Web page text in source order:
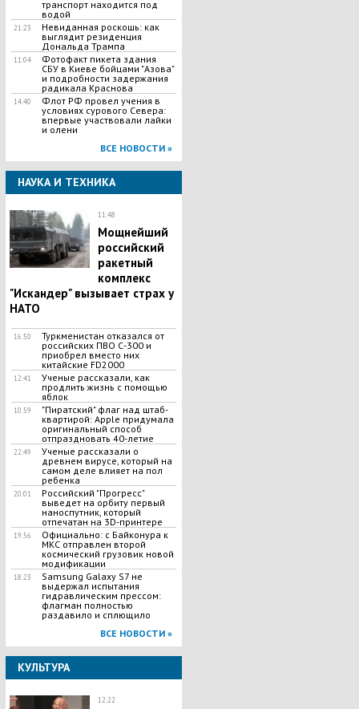
транспорт находится под
водой
21:23
Невиданная роскошь: как
выглядит резиденция
Дональда Трампа
11:04
Фотофакт пикета здания
СБУ в Киеве бойцами "Азова"
и подробности задержания
радикала Краснова
14:40
Флот РФ провел учения в
условиях сурового Севера:
впервые участвовали лайки
и олени
ВСЕ НОВОСТИ »
НАУКА И ТЕХНИКА
11:48
Мощнейший
российский
ракетный
комплекс
"Искандер" вызывает страх у
НАТО
16:50
Туркменистан отказался от
российских ПВО С-300 и
приобрел вместо них
китайские FD2000
12:41
Ученые рассказали, как
продлить жизнь с помощью
яблок
10:59
"Пиратский" флаг над штаб-
квартирой: Apple придумала
оригинальный способ
отпраздновать 40-летие
22:49
Ученые рассказали о
древнем вирусе, который на
самом деле влияет на пол
ребенка
20:01
Российский "Прогресс"
выведет на орбиту первый
наноспутник, который
отпечатан на 3D-принтере
19:56
Официально: с Байконура к
МКС отправлен второй
космический грузовик новой
модификации
18:23
Samsung Galaxy S7 не
выдержал испытания
гидравлическим прессом:
флагман полностью
раздавило и сплющило
ВСЕ НОВОСТИ »
КУЛЬТУРА
12:22